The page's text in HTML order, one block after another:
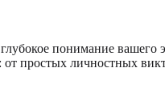
понимание вашего
простых личностных